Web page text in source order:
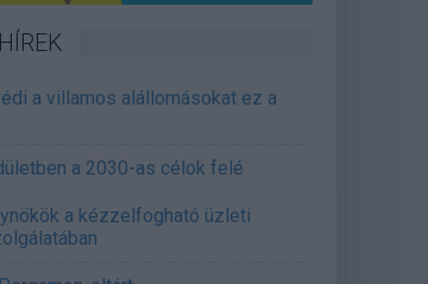
a villamos alállomásokat ez a
a 2030-as célok felé
a kézzelfogható üzleti